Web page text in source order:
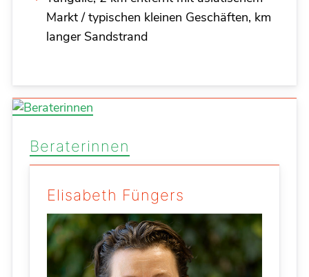
Markt / typischen kleinen Geschäften, km
langer Sandstrand
Beraterinnen
Elisabeth Füngers